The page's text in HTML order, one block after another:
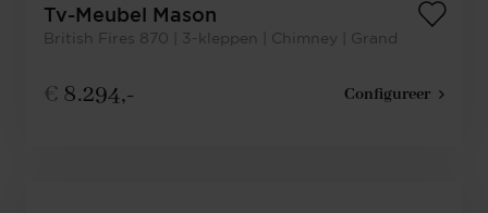
Tv-Meubel Mason
British Fires 870 | 3-kleppen | Chimney | Grand
€ 8.294,- Configureer